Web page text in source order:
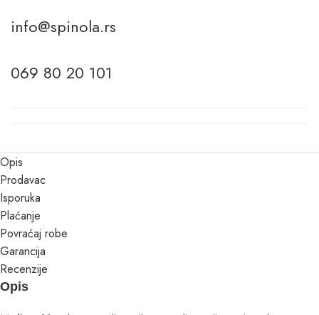
info@spinola.rs
069 80 20 101
Opis
Prodavac
Isporuka
Plaćanje
Povraćaj robe
Garancija
Recenzije
Opis